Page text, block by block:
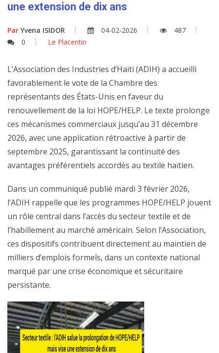
une extension de dix ans
Par Yvena ISIDOR 04-02-2026
487
0
Le Placentin
L’Association des Industries d’Haïti (ADIH) a accueilli
favorablement le vote de la Chambre des
représentants des États-Unis en faveur du
renouvellement de la loi HOPE/HELP. Le texte prolonge
ces mécanismes commerciaux jusqu’au 31 décembre
2026, avec une application rétroactive à partir de
septembre 2025, garantissant la continuité des
avantages préférentiels accordés au textile haïtien.
Dans un communiqué publié mardi 3 février 2026,
l’ADIH rappelle que les programmes HOPE/HELP jouent
un rôle central dans l’accès du secteur textile et de
l’habillement au marché américain. Selon l’Association,
ces dispositifs contribuent directement au maintien de
milliers d’emplois formels, dans un contexte national
marqué par une crise économique et sécuritaire
persistante.